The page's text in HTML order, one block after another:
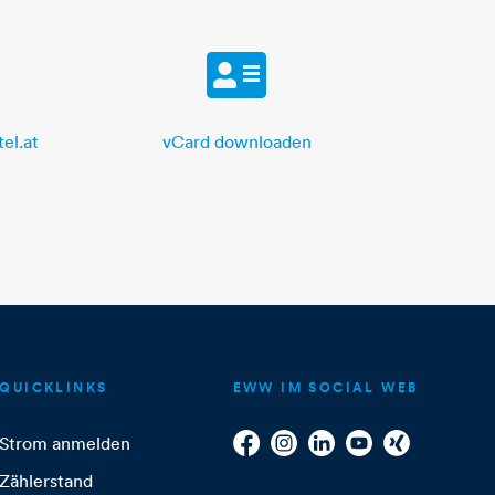
vCard
vCard downloaden
QUICKLINKS
Strom anmelden
Zählerstand
EWW IM SOCIAL WEB